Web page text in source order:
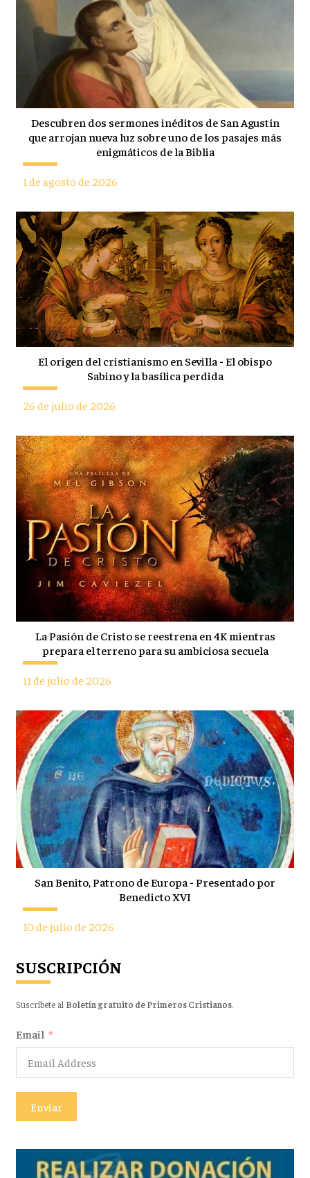
Descubren dos sermones inéditos de San Agustín
que arrojan nueva luz sobre uno de los pasajes más
enigmáticos de la Biblia
1 de agosto de 2026
El origen del cristianismo en Sevilla - El obispo
Sabino y la basílica perdida
26 de julio de 2026
La Pasión de Cristo se reestrena en 4K mientras
prepara el terreno para su ambiciosa secuela
11 de julio de 2026
San Benito, Patrono de Europa - Presentado por
Benedicto XVI
10 de julio de 2026
SUSCRIPCIÓN
Suscríbete al Boletín gratuito de Primeros Cristianos.
Email
Enviar